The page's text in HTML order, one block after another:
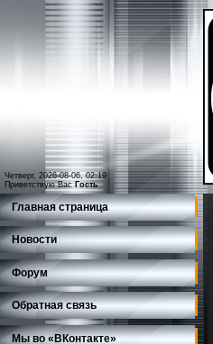
Четверг, 2026-08-06, 02:19
Приветствую Вас Гость
Главная страница
Новости
Форум
Обратная связь
Мы во «ВКонтакте»